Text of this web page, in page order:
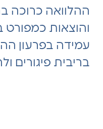
ההלוואה כרוכה
והוצאות כמפורט
עמידה בפרעון
בריבית פיגורים